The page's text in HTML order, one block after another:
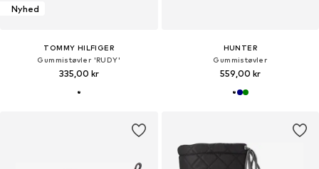
Nyhed
TOMMY HILFIGER
Gummistøvler 'RUDY'
335,00 kr
HUNTER
Gummistøvler
559,00 kr